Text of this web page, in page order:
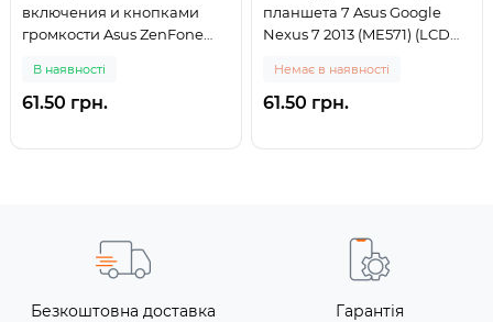
включения и кнопками
громкости Asus ZenFone
В наявності
61.50 грн.
планшета 7 Asus Google
Nexus 7 2013 (ME571) (LCD
Немає в наявності
61.50 грн.
Безкоштовна доставка
Гарантія